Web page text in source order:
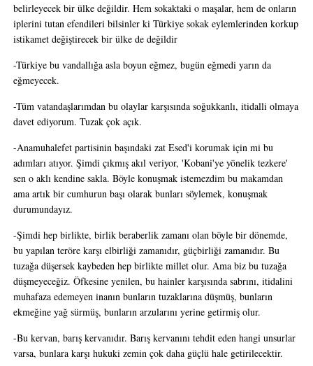
belirleyecek bir ülke değildir. Hem sokaktaki o maşalar, hem de onların
iplerini tutan efendileri bilsinler ki Türkiye sokak eylemlerinden korkup
istikamet değiştirecek bir ülke de değildir
-Türkiye bu vandallığa asla boyun eğmez, bugün eğmedi yarın da
eğmeyecek.
-Tüm vatandaşlarımdan bu olaylar karşısında soğukkanlı, itidalli olmaya
davet ediyorum. Tuzak çok açık.
-Anamuhalefet partisinin başındaki zat Esed'i korumak için mi bu
adımları atıyor. Şimdi çıkmış akıl veriyor, 'Kobani'ye yönelik tezkere'
sen o aklı kendine sakla. Böyle konuşmak istemezdim bu makamdan
ama artık bir cumhurun başı olarak bunları söylemek, konuşmak
durumundayız.
-Şimdi hep birlikte, birlik beraberlik zamanı olan böyle bir dönemde,
bu yapılan teröre karşı elbirliği zamanıdır, güçbirliği zamanıdır. Bu
tuzağa düşersek kaybeden hep birlikte millet olur. Ama biz bu tuzağa
düşmeyeceğiz. Öfkesine yenilen, bu hainler karşısında sabrını, itidalini
muhafaza edemeyen inanın bunların tuzaklarına düşmüş, bunların
ekmeğine yağ sürmüş, bunların arzularını yerine getirmiş olur.
-Bu kervan, barış kervanıdır. Barış kervanını tehdit eden hangi unsurlar
varsa, bunlara karşı hukuki zemin çok daha güçlü hale getirilecektir.